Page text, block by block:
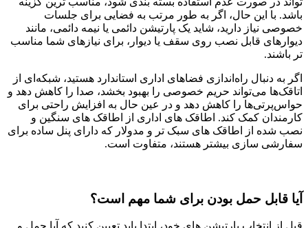
باشد. با این حال، اگر به طور مرتب به فضایی برای جلسات
خصوصی نیاز دارید، شاید یک پارتیشن دائمی یا نیمه دائمی، مانند
دیوارهای قابل نصب روی سقف یا دیوار، برای نیازهای شما مناسب
تر باشند.
اگر به دنبال راه‌اندازی فضاهای اداری استاندارد هستید، شبکه‌ای از
اتاقک‌ها می‌تواند حریم خصوصی را بهبود بخشد، صدا را کاهش دهد و
حواس‌پرتی‌ها را کاهش دهد و در عین حال به افزایش راحتی برای
کارمندان کمک کند. اطاقک های اداری از اطاقک های سنگین و
نصب شده از اطاقک های سبک تر و مدولار که دارای پنل ساده برای
سفارشی سازی بیشتر هستند، متفاوت است.
آیا قابل حمل بودن برای شما مهم است؟